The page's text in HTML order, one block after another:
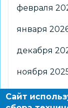
февраля
января
декабря
ноября
октября
Сайт